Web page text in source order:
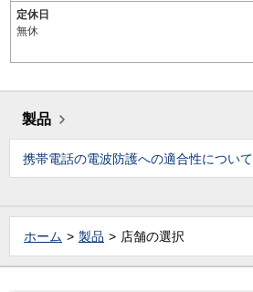
定休日
無休
製品
携帯電話の電波防護への適合性について
ホーム 製品 店舗の選択